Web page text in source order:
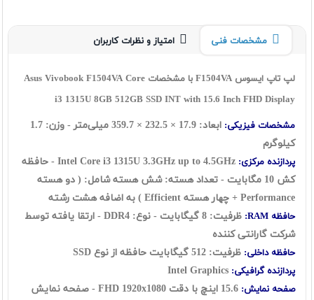
مشخصات فنی امتیاز و نظرات کاربران
لپ تاپ ایسوس F1504VA با مشخصات Asus Vivobook F1504VA Core
i3 1315U 8GB 512GB SSD INT with 15.6 Inch FHD Display
مشخصات فیزیکی: ابعاد: 17.9
×
232.5
×
359.7
میلی‌متر - وزن: 1.7
کیلوگرم
پردازنده مرکزی:
Intel Core i3 1315U 3.3GHz up to 4.5GHz - حافظه
کش 10 مگابایت - تعداد هسته: شش هسته شامل: ( دو هسته
Performance + چهار هسته Efficient ) به اضافه هشت رشته
حافظه RAM:
ظرفیت: 8 گيگابايت - نوع: DDR4 - ارتقا یافته توسط
شرکت گارانتی کننده
حافظه داخلی: ظرفیت: 512 گیگابایت حافظه از نوع SSD
پردازنده گرافیکی:
صفحه نمایش:
15.6 اينچ با دقت FHD 1920x1080 - صفحه نمایش